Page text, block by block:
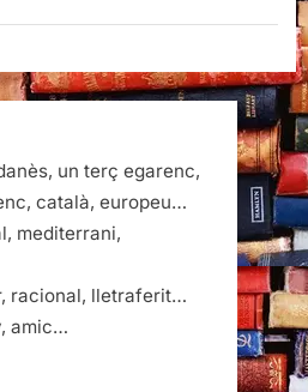
un terç egarenc,
català, europeu…
mediterrani,
racional, lletraferit…
amic…